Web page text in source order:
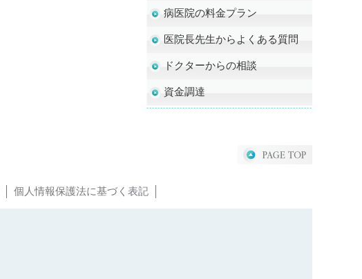
病医院の料金プラン
医院長先生からよくある質問
ドクターからの相談
資金調達
個人情報保護法に基づく表記